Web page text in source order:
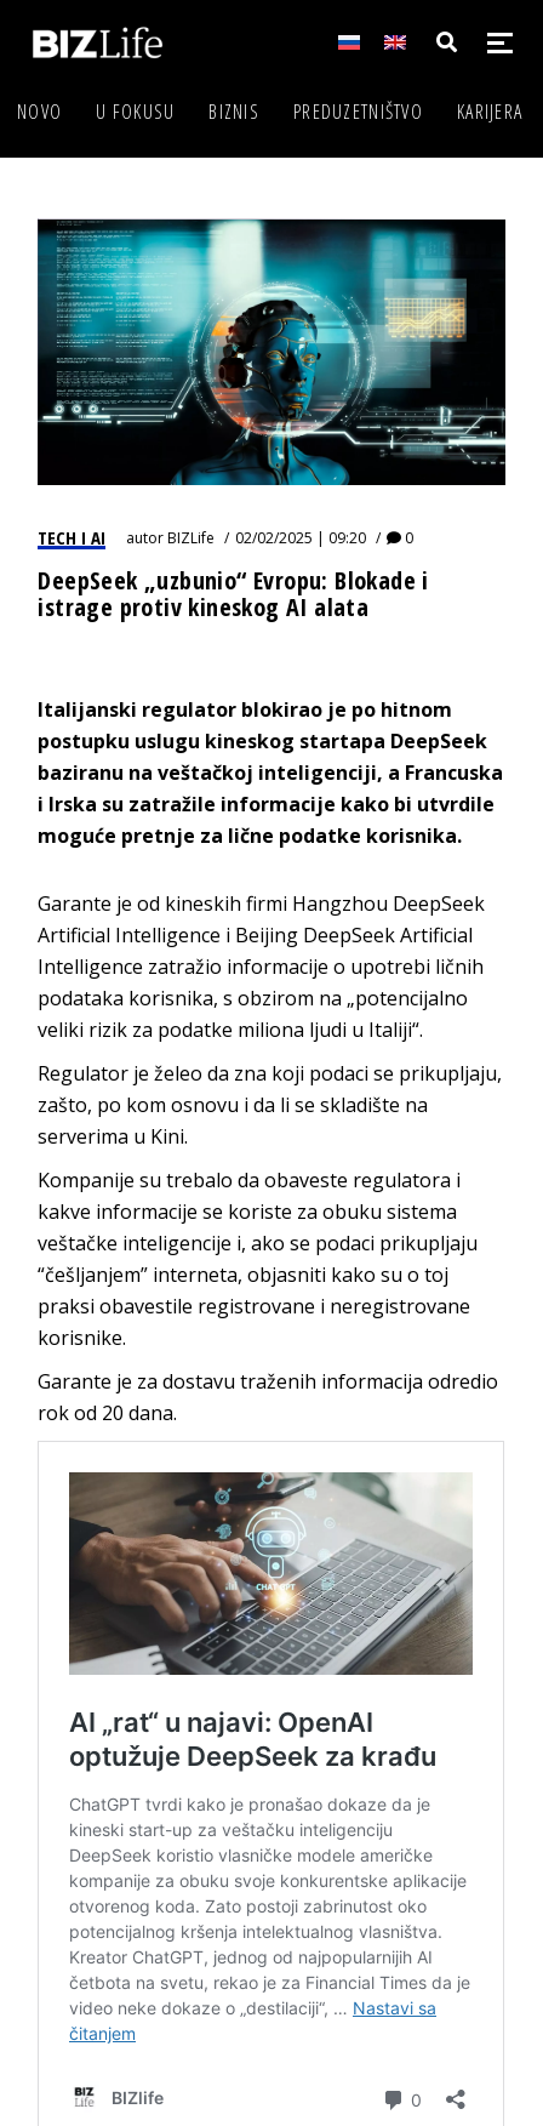
NOVO U FOKUSU BIZNIS PREDUZETNIŠTVO KARIJERA
TECH I AI autorBIZLife 02/02/2025 | 09:20 0
DeepSeek „uzbunio“ Evropu: Blokade i
istrage protiv kineskog AI alata
Italijanski regulator blokirao je po hitnom
postupku uslugu kineskog startapa DeepSeek
baziranu na veštačkoj inteligenciji, a Francuska
i Irska su zatražile informacije kako bi utvrdile
moguće pretnje za lične podatke korisnika.
Garante je od kineskih firmi Hangzhou DeepSeek
Artificial Intelligence i Beijing DeepSeek Artificial
Intelligence zatražio informacije o upotrebi ličnih
podataka korisnika, s obzirom na „potencijalno
veliki rizik za podatke miliona ljudi u Italiji“.
Regulator je želeo da zna koji podaci se prikupljaju,
zašto, po kom osnovu i da li se skladište na
serverima u Kini.
Kompanije su trebalo da obaveste regulatora i
kakve informacije se koriste za obuku sistema
veštačke inteligencije i, ako se podaci prikupljaju
“češljanjem” interneta, objasniti kako su o toj
praksi obavestile registrovane i neregistrovane
korisnike.
Garante je za dostavu traženih informacija odredio
rok od 20 dana.